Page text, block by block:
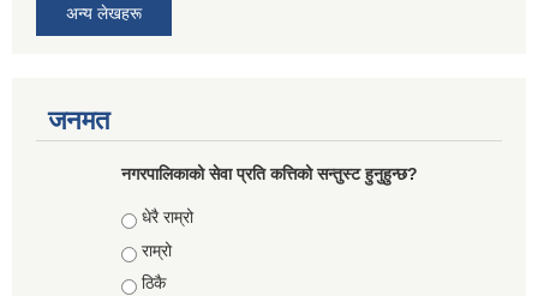
अन्य लेखहरू
जनमत
नगरपालिकाको सेवा प्रति कत्तिको सन्तुस्ट हुनुहुन्छ?
Choices
धेरै राम्रो
राम्रो
ठिकै